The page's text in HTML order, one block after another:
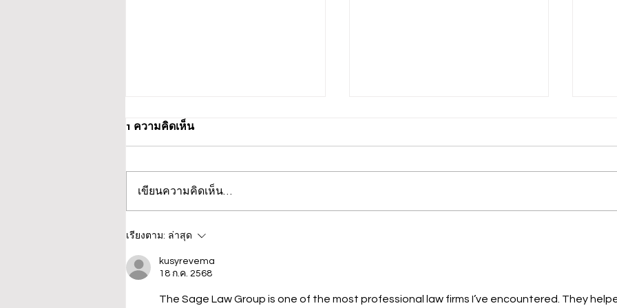
ปวีณา บินด่วน พาแม่เด็กพบ
ผบก.ภ.จว.ภูเก็ต ติดตามคดี ฝรั่ง
ชาวสวิส ล่อลวงเด็กชายวัย 14
ปี ล่วงละเมิดทางเพศกลางทะเล
ปริศนา
"ป
ให้ค
1 ความคิดเห็น
เขียนความคิดเห็น…
เรียงตาม: ล่าสุด
kusyrevema
18 ก.ค. 2568
The Sage Law Group is one of the most professional law firms I’ve encountered. They